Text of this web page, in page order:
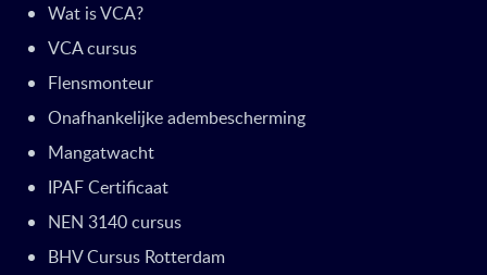
Wat is VCA?
VCA cursus
Flensmonteur
Onafhankelijke adembescherming
Mangatwacht
IPAF Certificaat
NEN 3140 cursus
BHV Cursus Rotterdam